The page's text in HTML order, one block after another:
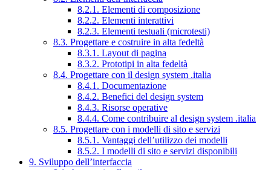
8.2.1. Elementi di composizione
8.2.2. Elementi interattivi
8.2.3. Elementi testuali (microtesti)
8.3. Progettare e costruire in alta fedeltà
8.3.1. Layout di pagina
8.3.2. Prototipi in alta fedeltà
8.4. Progettare con il design system .italia
8.4.1. Documentazione
8.4.2. Benefici del design system
8.4.3. Risorse operative
8.4.4. Come contribuire al design system .italia
8.5. Progettare con i modelli di sito e servizi
8.5.1. Vantaggi dell’utilizzo dei modelli
8.5.2. I modelli di sito e servizi disponibili
9. Sviluppo dell’interfaccia